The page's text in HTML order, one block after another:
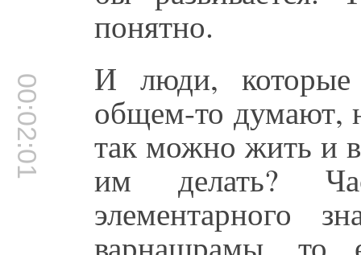
понятно.
00:02:01 И люди,
общем-то думают,
так можно жить и
им делать?
элементарного